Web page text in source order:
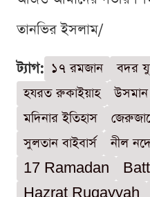
তানভির ইসলাম/
ট্যাগ: ১৭ রমজান বদর
হযরত রুকাইয়াহ
মদিনার ইতিহাস
সুলতান বাইবার্স
নীল
17 Ramadan
Hazrat Ruqayyah